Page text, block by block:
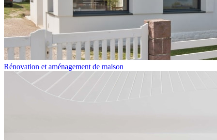
Rénovation et aménagement de maison